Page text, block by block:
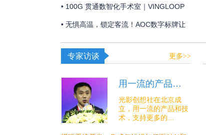
频带宽
ENC助您实现画质同步
• 100G 贯通数智化手术室｜VINGLOOP
构建 OR over IP 网络底座
• 无惧高温，锁定客流！AOC数字标牌让
夏日线下经济突破“屏”障！
专家访谈 更多>>
用一流的产品…
光影创想社在北京成
立，用一流的产品和技
术，支持更多的…